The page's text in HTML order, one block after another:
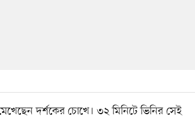
দর্শকের চোখে। ৩২ মিনিটে ভিনির সেই